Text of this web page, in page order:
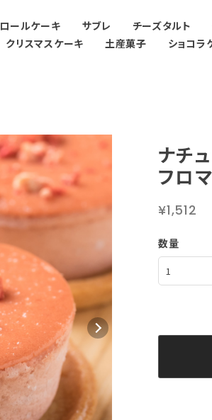
ロールケーキ サブレ チーズタルト
クリスマスケーキ
土産菓子 ショコラ
ナチ
フロ
¥1,512
数量